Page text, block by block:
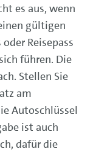
es aus, wenn
gültigen
Reisepass
führen. Die
Stellen Sie
am
Autoschlüssel
ist auch
dafür die